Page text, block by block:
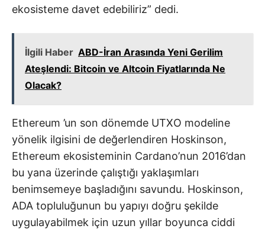
ekosisteme davet edebiliriz” dedi.
İlgili Haber ABD-İran Arasında Yeni Gerilim
Ateşlendi: Bitcoin ve Altcoin Fiyatlarında Ne
Olacak?
Ethereum ’un son dönemde UTXO modeline
yönelik ilgisini de değerlendiren Hoskinson,
Ethereum ekosisteminin Cardano’nun 2016’dan
bu yana üzerinde çalıştığı yaklaşımları
benimsemeye başladığını savundu. Hoskinson,
ADA topluluğunun bu yapıyı doğru şekilde
uygulayabilmek için uzun yıllar boyunca ciddi